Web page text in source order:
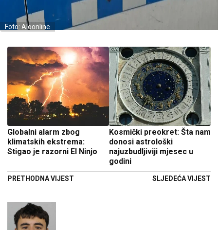
Foto: Aloonline
Globalni alarm zbog
klimatskih ekstrema:
Stigao je razorni El Ninjo
PRETHODNA VIJEST
Kosmički preokret: Šta nam
donosi astrološki
najuzbudljiviji mjesec u
godini
SLJEDEĆA VIJEST